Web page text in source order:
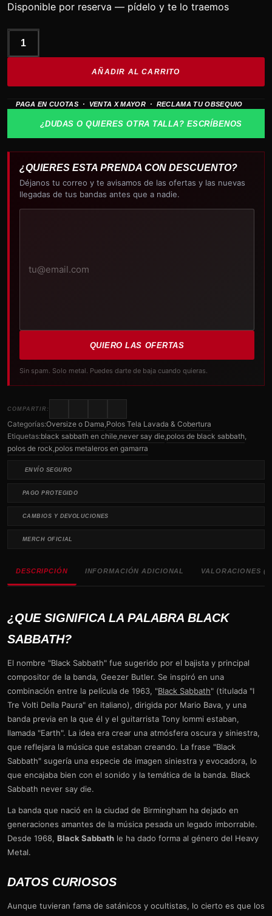
Disponible por reserva — pídelo y te lo traemos
BLACK
Die
cantidad
AÑADIR AL CARRITO
PAGA EN CUOTAS · VENTA X MAYOR · RECLAMA TU OBSEQUIO
¿DUDAS O QUIERES OTRA TALLA? ESCRÍBENOS
¿QUIERES ESTA PRENDA CON DESCUENTO?
Déjanos tu correo y te avisamos de las ofertas y las nuevas
llegadas de tus bandas antes que a nadie.
QUIERO LAS OFERTAS
Sin spam. Solo metal. Puedes darte de baja cuando quieras.
COMPARTIR:
Categorías:Oversize o Dama,Polos Tela Lavada & Cobertura
Etiquetas:black sabbath en chile,never say die,polos de black sabbath,
polos de rock,polos metaleros en gamarra
ENVÍO SEGURO
PAGO PROTEGIDO
CAMBIOS Y DEVOLUCIONES
MERCH OFICIAL
DESCRIPCIÓN INFORMACIÓN ADICIONAL VALORACIONES
¿QUE SIGNIFICA LA PALABRA BLACK
SABBATH?
El nombre "Black Sabbath" fue sugerido por el bajista y principal
compositor de la banda, Geezer Butler. Se inspiró en una
combinación entre la película de 1963, "Black Sabbath" (titulada "I
Tre Volti Della Paura" en italiano), dirigida por Mario Bava, y una
banda previa en la que él y el guitarrista Tony Iommi estaban,
llamada "Earth". La idea era crear una atmósfera oscura y siniestra,
que reflejara la música que estaban creando. La frase "Black
Sabbath" sugería una especie de imagen siniestra y evocadora, lo
que encajaba bien con el sonido y la temática de la banda. Black
Sabbath never say die.
La banda que nació en la ciudad de Birmingham ha dejado en
generaciones amantes de la música pesada un legado imborrable.
Desde 1968, Black Sabbath le ha dado forma al género del Heavy
Metal.
DATOS CURIOSOS
Aunque tuvieran fama de satánicos y ocultistas, lo cierto es que los